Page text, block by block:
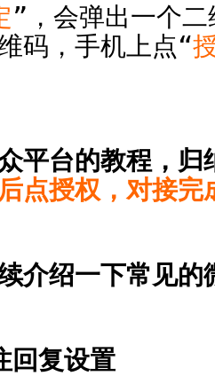
”，会弹出一个
码，手机上点“
平台的教程，归
点授权，对接完
介绍一下常见的
回复设置